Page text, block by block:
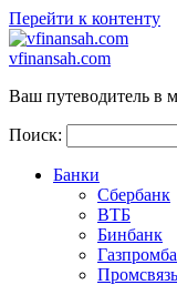
Перейти к контенту
vfinansah.com
Ваш путеводитель в
Поиск:
Банки
Сбербанк
ВТБ
Бинбанк